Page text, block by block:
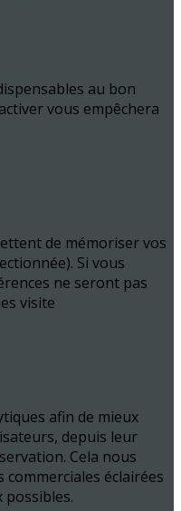
au bon
vous empêchera
de mémoriser vos
Si vous
ne seront pas
visite
afin de mieux
depuis leur
Cela nous
éclairées